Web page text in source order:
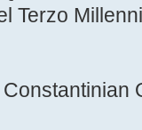
Terzo